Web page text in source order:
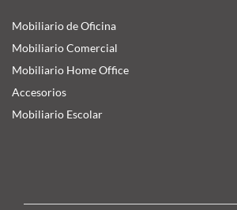
Mobiliario de Oficina
Mobiliario Comercial
Mobiliario Home Office
Accesorios
Mobiliario Escolar